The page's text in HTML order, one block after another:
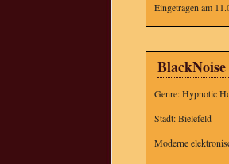
Eingetragen am
Genre: Hypnotic
Stadt: Bielefeld
Moderne